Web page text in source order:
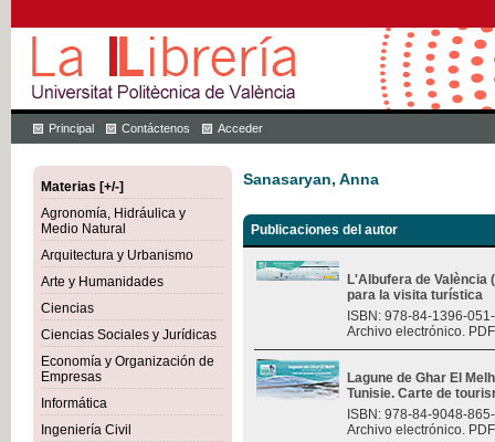
Principal Contáctenos Acceder
Materias [+/-]
Agronomía, Hidráulica y
Medio Natural
Arquitectura y Urbanismo
Arte y Humanidades
Ciencias
Ciencias Sociales y Jurídicas
Economía y Organización de
Empresas
Informática
Ingeniería Civil
Sanasaryan, Anna
Publicaciones del autor
L'Albufera de València
para la visita turística
ISBN: 978-84-1396-
Archivo electrónico.
Lagune de Ghar El
Tunisie. Carte de
ISBN: 978-84-9048-
Archivo electrónico.